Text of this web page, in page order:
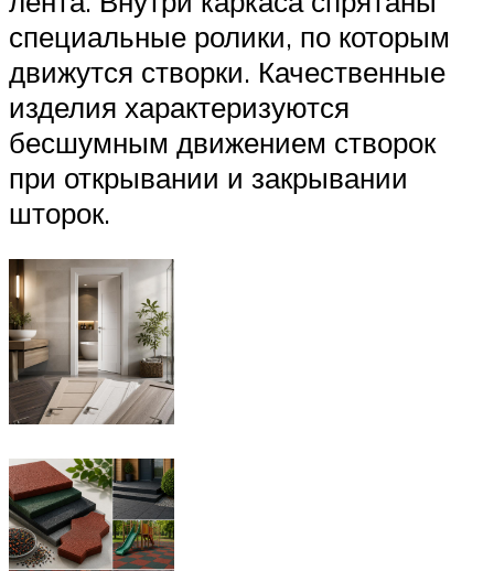
специальные ролики, по которым
движутся створки. Качественные
изделия характеризуются
бесшумным движением створок
при открывании и закрывании
шторок.